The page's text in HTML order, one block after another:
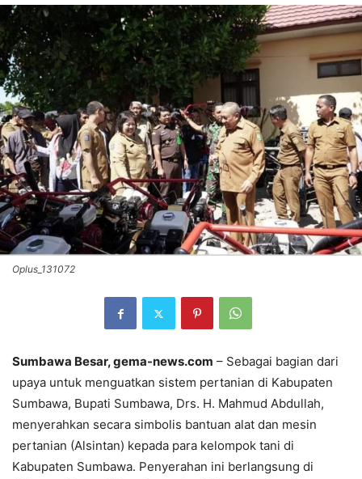
Oplus_131072
Sumbawa Besar, gema-news.com – Sebagai bagian dari
upaya untuk menguatkan sistem pertanian di Kabupaten
Sumbawa, Bupati Sumbawa, Drs. H. Mahmud Abdullah,
menyerahkan secara simbolis bantuan alat dan mesin
pertanian (Alsintan) kepada para kelompok tani di
Kabupaten Sumbawa. Penyerahan ini berlangsung di